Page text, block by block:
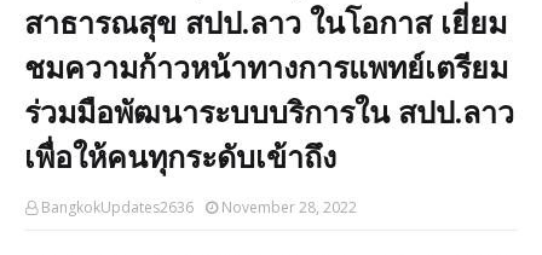
สาธารณสุข สปป.ลาว ในโอกาส เยี่ยม
ชมความก้าวหน้าทางการแพทย์เตรียม
ร่วมมือพัฒนาระบบบริการใน สปป.ลาว
เพื่อให้คนทุกระดับเข้าถึง
BangkokUpdates2636 November 28, 2022